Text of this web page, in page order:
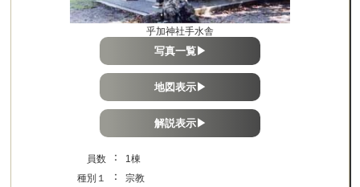
乎加神社手水舎
写真一覧▶
地図表示▶
解説表示▶
員数 ：
1棟
種別１
：
宗教